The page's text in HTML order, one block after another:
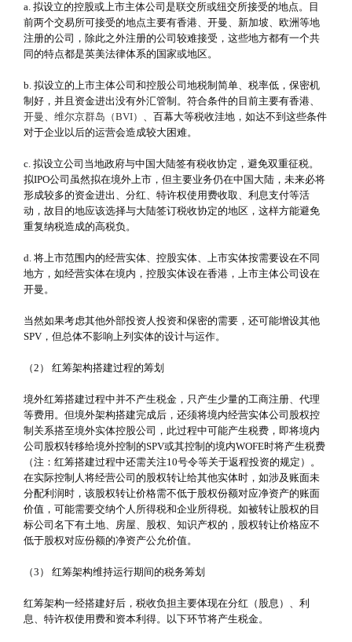
a. 拟设立的控股或上市主体公司是联交所或纽交所接受的地点。目
前两个交易所可接受的地点主要有香港、开曼、新加坡、欧洲等地
注册的公司，除此之外注册的公司较难接受，这些地方都有一个共
同的特点都是英美法律体系的国家或地区。
b. 拟设立的上市主体公司和控股公司地税制简单、税率低，保密机
制好，并且资金进出没有外汇管制。符合条件的目前主要有香港、
开曼、 维尔京群岛（BVI） 、百幕大等税收洼地，如达不到这些条件
对于企业以后的运营会造成较大困难。
c. 拟设立公司当地政府与中国大陆签有税收协定，避免双重征税。
拟IPO公司虽然拟在境外上市，但主要业务仍在中国大陆，未来必将
形成较多的资金进出、分红、特许权使用费收取、利息支付等活
动，故目的地应该选择与大陆签订税收协定的地区，这样方能避免
重复纳税造成的高税负。
d. 将上市范围内的经营实体、控股实体、上市实体按需要设在不同
地方，如经营实体在境内，控股实体设在香港，上市主体公司设在
开曼。
当然如果考虑其他外部投资人投资和保密的需要，还可能增设其他
SPV，但总体不影响上列实体的设计与运作。
（2） 红筹架构搭建过程的筹划
境外红筹搭建过程中并不产生税金，只产生少量的工商注册、代理
等费用。但境外架构搭建完成后，还须将境内经营实体公司股权控
制关系搭至境外实体控股公司，此过程中可能产生税费，即将境内
公司股权转移给境外控制的SPV或其控制的境内WOFE时将产生税费
（注：红筹搭建过程中还需关注10号令等关于返程投资的规定）。
在实际控制人将经营公司的股权转让给其他实体时，如涉及账面未
分配利润时，该股权转让价格需不低于股权份额对应净资产的账面
价值，可能需要交纳个人所得税和企业所得税。如被转让股权的目
标公司名下有土地、房屋、股权、知识产权的，股权转让价格应不
低于股权对应份额的净资产公允价值。
（3） 红筹架构维持运行期间的税务筹划
红筹架构一经搭建好后，税收负担主要体现在分红（股息）、利
息、特许权使用费和资本利得。以下环节将产生税金。